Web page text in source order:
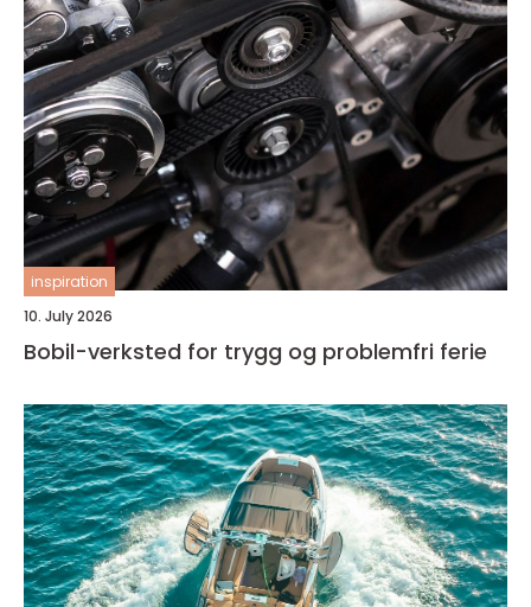
inspiration
10. July 2026
Bobil-verksted for trygg og problemfri ferie